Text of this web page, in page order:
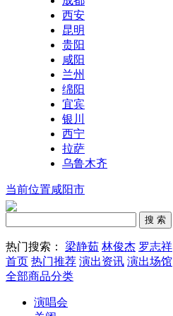
西安
昆明
贵阳
咸阳
兰州
绵阳
宜宾
银川
西宁
拉萨
乌鲁木齐
当前位置咸阳市
热门搜索： 梁静茹 林俊杰 罗志祥
首页 热门推荐 演出资讯 演出场馆
全部商品分类
演唱会